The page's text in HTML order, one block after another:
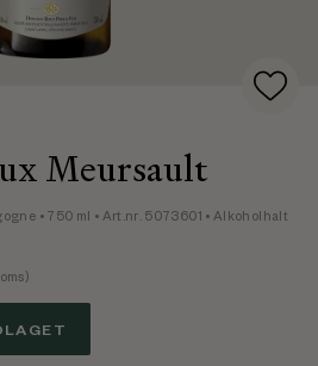
Meursault
• 750 ml • Art.nr. 5073601 • Alkoholhalt